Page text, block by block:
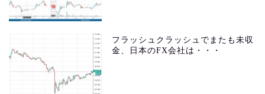
フラッシュクラッシュでまたも未収
金、日本のFX会社は・・・